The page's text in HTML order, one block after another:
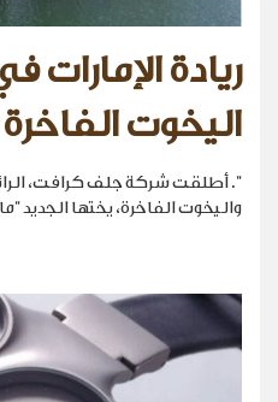
ريادة الإمارات
اليخوت الفاخرة
". أطلقت شركة جلف كرافت،
واليخوت الفاخرة، يختها الجديد